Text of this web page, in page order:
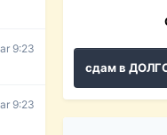
9:23
9:23
сдам в